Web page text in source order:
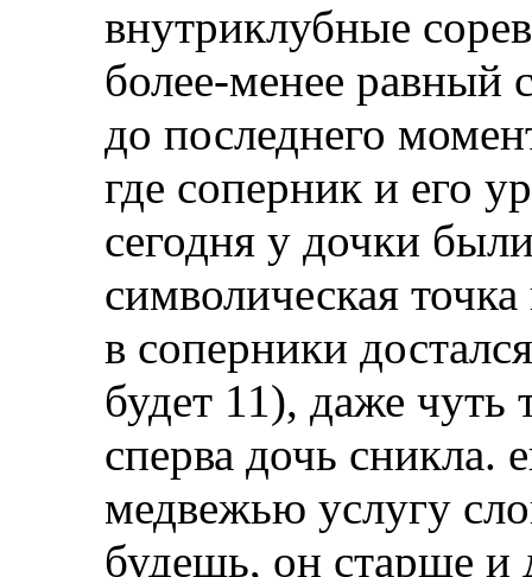
внутриклубные
более-менее равный
до последнего
где соперник и его
сегодня у дочки
символическая
в соперники
будет 11), даже чуть
сперва дочь сникла.
медвежью услугу
будешь, он старше и